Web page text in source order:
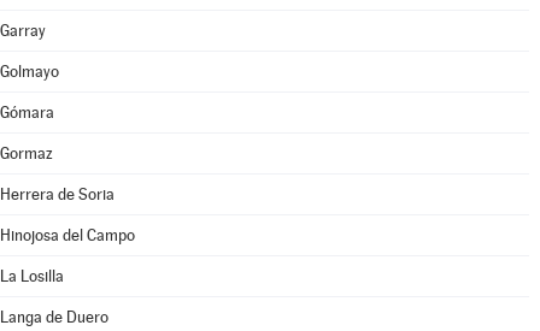
Garray
Golmayo
Gómara
Gormaz
Herrera de Soria
Hinojosa del Campo
La Losilla
Langa de Duero